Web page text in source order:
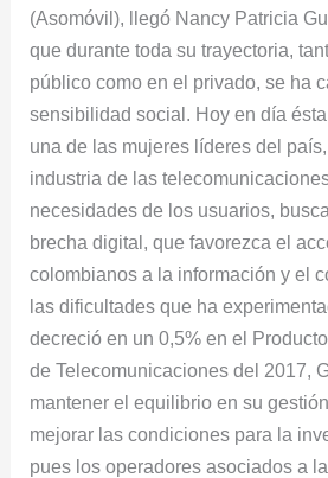
(Asomóvil), llegó Nancy Patricia
que durante toda su trayectoria,
público como en el privado, se ha
sensibilidad social. Hoy en día
una de las mujeres líderes del
industria de las
necesidades de los usuarios,
brecha digital, que favorezca el
colombianos a la información y el
las dificultades que ha
decreció en un 0,5% en el
de Telecomunicaciones del 2017,
mantener el equilibrio en su
mejorar las condiciones para la
pues los operadores asociados a
telecomunicaciones